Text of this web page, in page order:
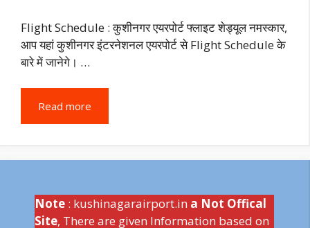
Flight Schedule : कुशीनगर एयरपोर्ट फ्लाइट शेड्यूल नमस्कार,
आप यहां कुशीनगर इंटरनेशनल एयरपोर्ट से Flight Schedule के
बारे में जानेगे। …
Read more
Note : kushinagarairport.in a Not Offical
Site, There are given Information based on